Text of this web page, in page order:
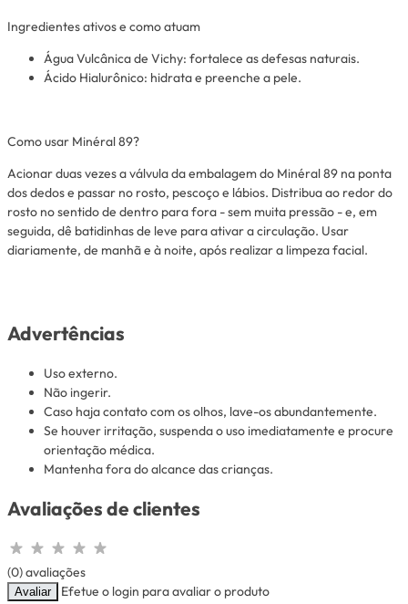
Ingredientes ativos e como atuam
Água Vulcânica de Vichy: fortalece as defesas naturais.
Ácido Hialurônico: hidrata e preenche a pele.
Como usar Minéral 89?
Acionar duas vezes a válvula da embalagem do Minéral 89 na ponta
dos dedos e passar no rosto, pescoço e lábios. Distribua ao redor do
rosto no sentido de dentro para fora - sem muita pressão - e, em
seguida, dê batidinhas de leve para ativar a circulação. Usar
diariamente, de manhã e à noite, após realizar a limpeza facial.
Advertências
Uso externo.
Não ingerir.
Caso haja contato com os olhos, lave-os abundantemente.
Se houver irritação, suspenda o uso imediatamente e procure
orientação médica.
Mantenha fora do alcance das crianças.
Avaliações de clientes
(0) avaliações
Avaliar
Efetue o login para avaliar o produto